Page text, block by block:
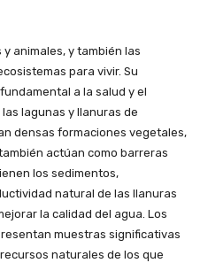
animales, y también las
para vivir. Su
a la salud y el
lagunas y llanuras de
densas formaciones vegetales,
actúan como barreras
los sedimentos,
natural de las llanuras
la calidad del agua. Los
muestras significativas
naturales de los que